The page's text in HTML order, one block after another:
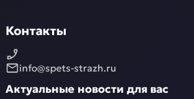
Контакты
info@spets-strazh.ru
Актуальные новости для вас